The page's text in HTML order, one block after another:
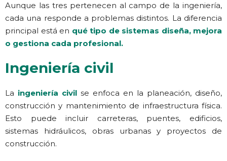
Aunque las tres pertenecen al campo de la ingeniería,
cada una responde a problemas distintos. La diferencia
principal está en qué tipo de sistemas diseña, mejora
o gestiona cada profesional.
Ingeniería civil
La ingeniería civil se enfoca en la planeación, diseño,
construcción y mantenimiento de infraestructura física.
Esto puede incluir carreteras, puentes, edificios,
sistemas hidráulicos, obras urbanas y proyectos de
construcción.